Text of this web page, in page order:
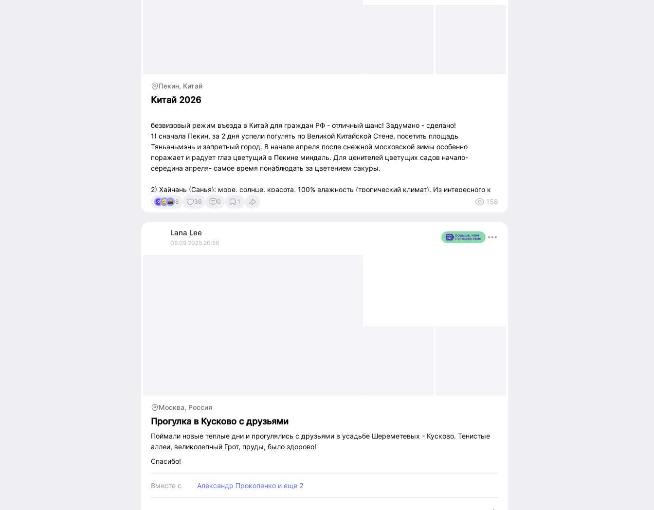
Пекин, Китай
Китай 2026
безвизовый режим въезда в Китай для граждан РФ - отличный шанс! Задумано - сделано!
1) сначала Пекин, за 2 дня успели погулять по Великой Китайской Стене, посетить площадь
Тяньаньмэнь и запретный город. В начале апреля после снежной московской зимы особенно
поражает и радует глаз цветущий в Пекине миндаль. Для ценителей цветущих садов начало-
середина апреля- самое время понаблюдать за цветением сакуры.
2) Хайнань (Санья): море, солнце, красота, 100% влажность (тропический климат). Из интересного к
посещению: 1) поражает монументальностью центр буддизма Няньшань: статуя Богини Милосердия
пешеходная тропа орхидей. Нужно запастить водой и солнезащитным кремом.
Полезные ссылки:
8 36 0 1 158
Lana Lee
08.09.2025 20:58
Москва, Россия
Прогулка в Кусково с друзьями
Поймали новые теплые дни и прогулялись с друзьями в усадьбе Шереметевых - Кусково. Тенистые
аллеи, великолепный Грот, пруды, было здорово!
Спасибо!
Вместе с Александр Прокопенко и еще 2